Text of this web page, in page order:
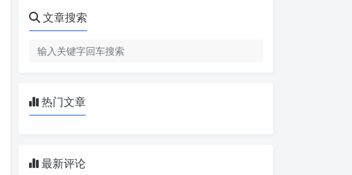
文章搜索
热门文章
最新评论